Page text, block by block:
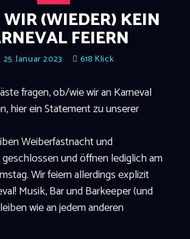
(WIEDER) KEIN
FEIERN
25. Januar 2023 618 Klick
fragen, ob/wie wir an Karneval
hier ein Statement zu unserer
Weiberfastnacht und
und öffnen lediglich am
Wir feiern allerdings explizit
Musik, Bar und Barkeeper (und
wie an jedem anderen